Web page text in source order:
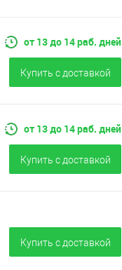
от 13 до 14 раб. дней
Купить c доставкой
от 13 до 14 раб. дней
Купить c доставкой
Купить c доставкой